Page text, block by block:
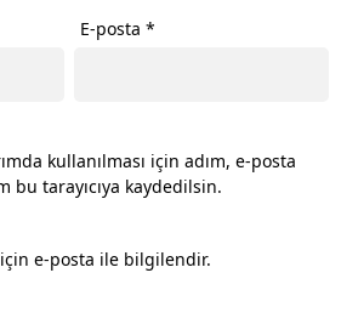
E-posta*
kullanılması için adım, e-posta
bu tarayıcıya kaydedilsin.
e-posta ile bilgilendir.